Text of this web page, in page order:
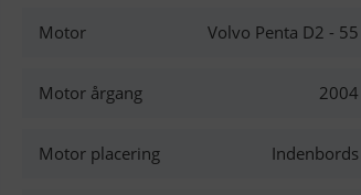
Motor Volvo Penta D2 - 55
Motor årgang 2004
Motor placering Indenbords